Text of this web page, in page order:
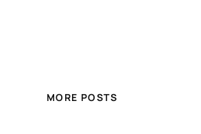
MORE POSTS